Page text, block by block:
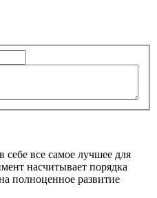
все самое лучшее для
насчитывает порядка
полноценное развитие